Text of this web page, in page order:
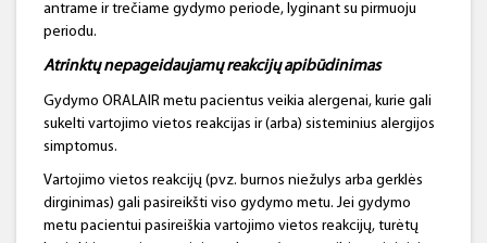
antrame ir trečiame gydymo periode, lyginant su pirmuoju
periodu.
Atrinktų nepageidaujamų reakcijų apibūdinimas
Gydymo ORALAIR metu pacientus veikia alergenai, kurie gali
sukelti vartojimo vietos reakcijas ir (arba) sisteminius alergijos
simptomus.
Vartojimo vietos reakcijų (pvz. burnos niežulys arba gerklės
dirginimas) gali pasireikšti viso gydymo metu. Jei gydymo
metu pacientui pasireiškia vartojimo vietos reakcijų, turėtų